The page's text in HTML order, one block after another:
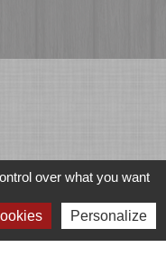
over what you want
Personalize